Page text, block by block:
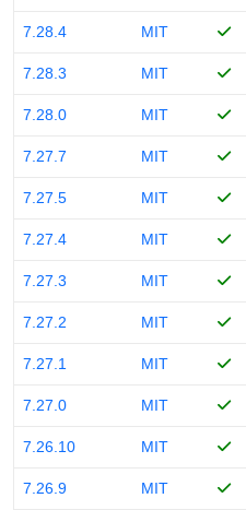
7.28.4 MIT
7.28.3 MIT
7.28.0 MIT
7.27.7 MIT
7.27.5 MIT
7.27.4 MIT
7.27.3 MIT
7.27.2 MIT
7.27.1 MIT
7.27.0 MIT
7.26.10 MIT
7.26.9 MIT